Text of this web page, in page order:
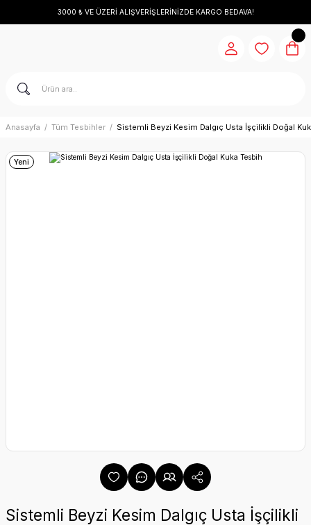
3000 ₺ VE ÜZERİ ALIŞVERİŞLERİNİZDE KARGO BEDAVA!
Anasayfa Tüm Tesbihler Sistemli Beyzi Kesim Dalgıç Usta İşçilikli Doğal
Yeni
Sistemli Beyzi Kesim Dalgıç Usta İşçilikli